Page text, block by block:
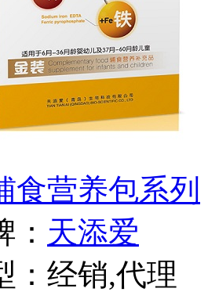
食营养包系列
天添爱
：经销,代理